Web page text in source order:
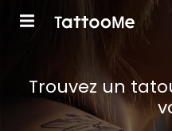
Trouvez un